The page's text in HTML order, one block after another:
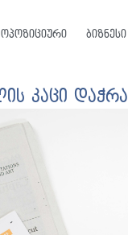
ოპოზიციური ბიზნესი
კაცი დაჭრა